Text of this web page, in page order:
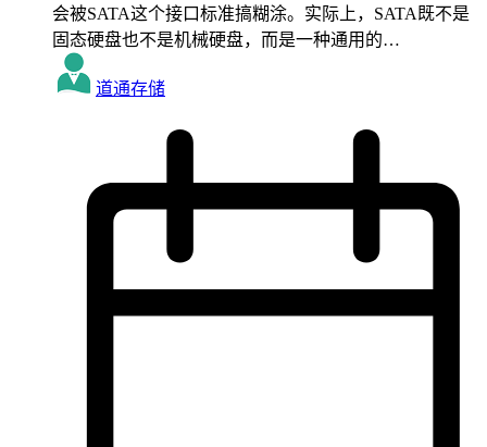
会被SATA这个接口标准搞糊涂。实际上，SATA既不是
固态硬盘也不是机械硬盘，而是一种通用的…
道通存储